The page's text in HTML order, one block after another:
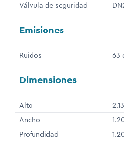
Válvula de seguridad
Emisiones
Ruidos 63
Dimensiones
Alto
Ancho
Profundidad